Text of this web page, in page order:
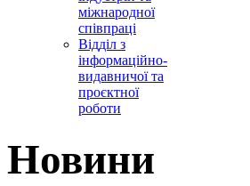
міжнародної
співпраці
Відділ з
інформаційно-
видавничої та
проєктної
роботи
Новини